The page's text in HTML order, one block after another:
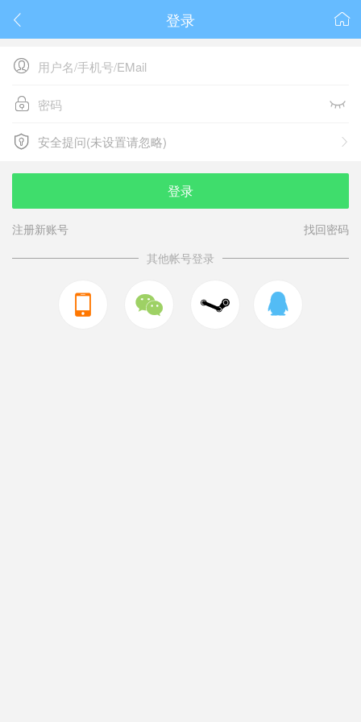
 
登录

 
 
安全提问(未设置请忽略)
安全提问(未设置请忽略)
登录
注册新账号
找回密码
其他帐号登录
  